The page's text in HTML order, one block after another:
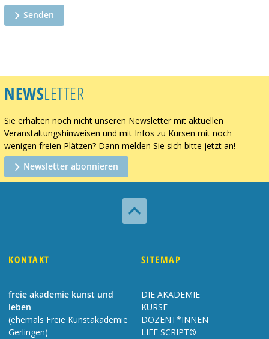
Senden
NEWSLETTER
Sie erhalten noch nicht unseren Newsletter mit aktuellen
Veranstaltungshinweisen und mit Infos zu Kursen mit noch
wenigen freien Plätzen? Dann melden Sie sich bitte jetzt an!
Newsletter abonnieren

KONTAKT
freie akademie kunst und
leben
(ehemals Freie Kunstakademie
Gerlingen)
SITEMAP
DIE AKADEMIE
KURSE
DOZENT*INNEN
LIFE SCRIPT®